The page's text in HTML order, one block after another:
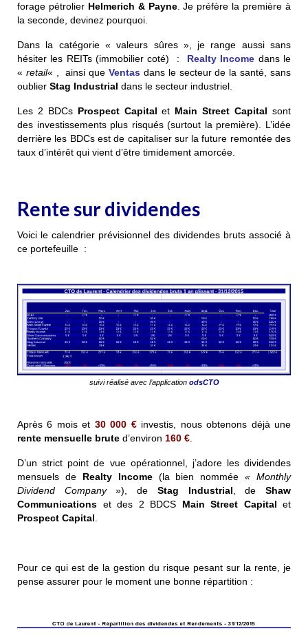
forage pétrolier Helmerich & Payne. Je préfère la première à
la seconde, devinez pourquoi.
Dans la catégorie « valeurs sûres », je range aussi sans
hésiter les REITs (immobilier coté) : Realty Income dans le
« retail« , ainsi queVentas dans le secteur de la santé, sans
oublier Stag Industrial dans le secteur industriel.
Les 2 BDCs Prospect Capital et Main Street Capital sont
des investissements plus risqués (surtout la première). L’idée
derrière les BDCs est de capitaliser sur la future remontée des
taux d’intérêt qui vient d’être timidement amorcée.
Rente sur dividendes
Voici le calendrier prévisionnel des dividendes bruts associé à
ce portefeuille :
suivi réalisé avec l’application odsCTO
Après 6 mois et 30 000 €investis, nous obtenons déjà une
rente mensuelle brute d’environ 160 €
D’un strict point de vue opérationnel, j’adore les dividendes
mensuels de Realty Income(la bien nommée« Monthly
Dividend Company»), de Stag Industrial , deShaw
Communications et des 2 BDCS Main Street Capital et
Prospect Capital
Pour ce qui est de la gestion du risque pesant sur la rente, je
pense assurer pour le moment une bonne répartition :